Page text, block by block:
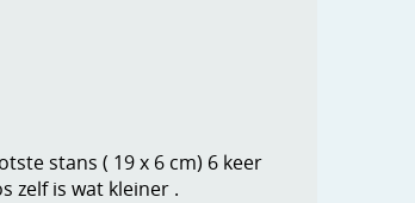
stans ( 19 x 6 cm) 6 keer
zelf is wat kleiner .